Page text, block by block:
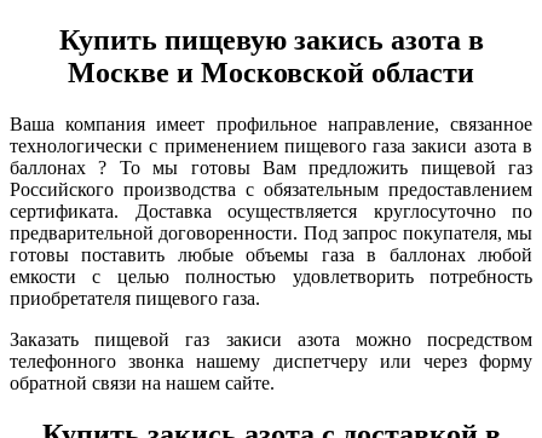
Купить пищевую закись азота в
Москве и Московской области
Ваша компания имеет профильное направление, связанное
технологически с применением пищевого газа закиси азота в
баллонах ? То мы готовы Вам предложить пищевой газ
Российского производства с обязательным предоставлением
сертификата. Доставка осуществляется круглосуточно по
предварительной договоренности. Под запрос покупателя, мы
готовы поставить любые объемы газа в баллонах любой
емкости с целью полностью удовлетворить потребность
приобретателя пищевого газа.
Заказать пищевой газ закиси азота можно посредством
телефонного звонка нашему диспетчеру или через форму
обратной связи на нашем сайте.